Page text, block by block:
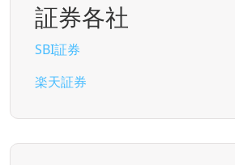
証券各社
SBI証券
楽天証券